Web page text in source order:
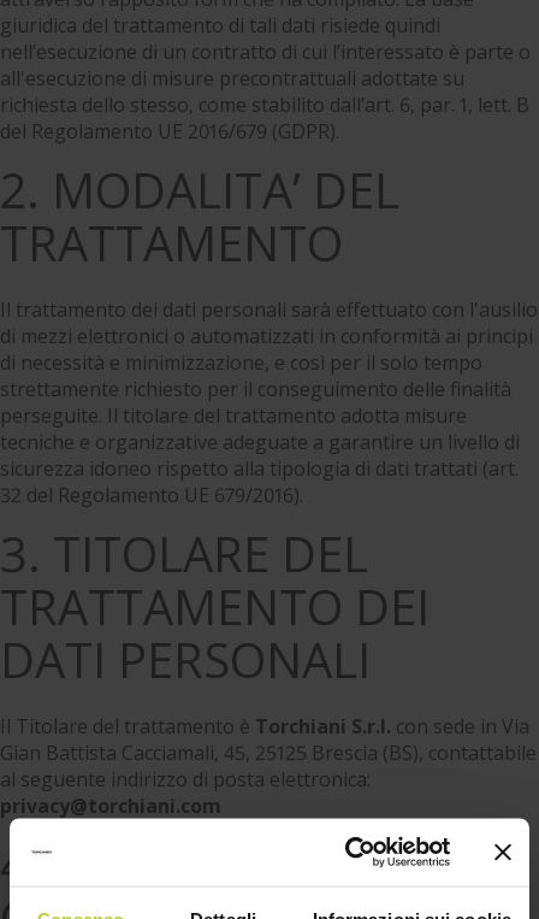
giuridica del trattamento di tali dati risiede quindi
nell’esecuzione di un contratto di cui l’interessato è parte o
all'esecuzione di misure precontrattuali adottate su
richiesta dello stesso, come stabilito dall’art. 6, par. 1, lett. B
del Regolamento UE 2016/679 (GDPR).
2. MODALITA’ DEL
TRATTAMENTO
Il trattamento dei dati personali sarà effettuato con l'ausilio
di mezzi elettronici o automatizzati in conformità ai principi
di necessità e minimizzazione, e così per il solo tempo
strettamente richiesto per il conseguimento delle finalità
perseguite. Il titolare del trattamento adotta misure
tecniche e organizzative adeguate a garantire un livello di
sicurezza idoneo rispetto alla tipologia di dati trattati (art.
32 del Regolamento UE 679/2016).
3. TITOLARE DEL
TRATTAMENTO DEI
DATI PERSONALI
Il Titolare del trattamento è Torchiani S.r.l. con sede in Via
Gian Battista Cacciamali, 45, 25125 Brescia (BS), contattabile
al seguente indirizzo di posta elettronica:
privacy@torchiani.com
4. NATURA DEL